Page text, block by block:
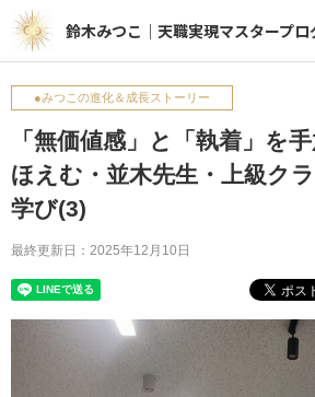
鈴木みつこ｜天職実現マスタープロ
●みつこの進化＆成長ストーリー
「無価値感」と「執着」を
ほえむ・並木先生・上級ク
学び(3)
最終更新日：2025年12月10日